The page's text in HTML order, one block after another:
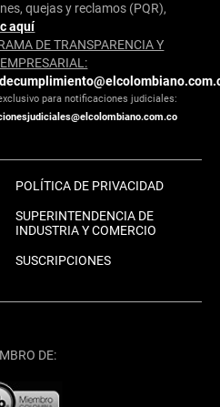
quejas y reclamos (PQR),
aquí
DE TRANSPARENCIA Y
para notificaciones judiciales:
POLÍTICA DE PRIVACIDAD
SUPERINTENDENCIA DE
INDUSTRIA Y COMERCIO
SUSCRIPCIONES
DE: